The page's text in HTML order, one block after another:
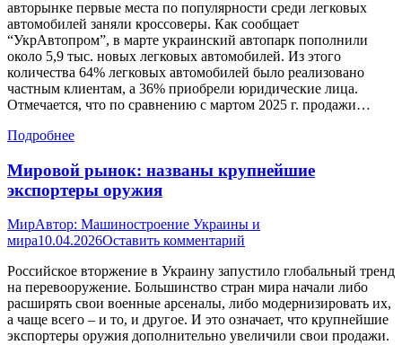
авторынке первые места по популярности среди легковых
автомобилей заняли кроссоверы. Как сообщает
“УкрАвтопром”, в марте украинский автопарк пополнили
около 5,9 тыс. новых легковых автомобилей. Из этого
количества 64% легковых автомобилей было реализовано
частным клиентам, а 36% приобрели юридические лица.
Отмечается, что по сравнению с мартом 2025 г. продажи…
Подробнее
Мировой рынок: названы крупнейшие
экспортеры оружия
МирАвтор: Машиностроение Украины и
мира10.04.2026Оставить комментарий
Российское вторжение в Украину запустило глобальный тренд
на перевооружение. Большинство стран мира начали либо
расширять свои военные арсеналы, либо модернизировать их,
а чаще всего – и то, и другое. И это означает, что крупнейшие
экспортеры оружия дополнительно увеличили свои продажи.